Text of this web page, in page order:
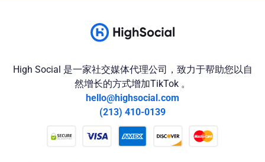
High Social 是一家社交媒体代理公司，致力于帮助您以自
然增长的方式增加TikTok 。
hello@highsocial.com
(213) 410-0139